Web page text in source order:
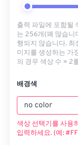
출력 파일에 포함될
는 256개(꽤 많습니
행되지 않습니다. 최
미지를 생성하는 가
의 경우 색상 수 = 2
배경색
색상 선택기를 사용
입력하세요. (예: